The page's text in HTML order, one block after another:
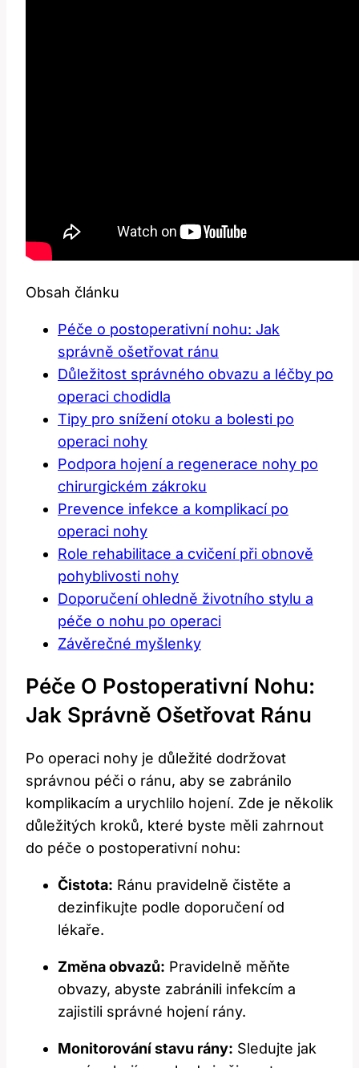
Obsah článku
Péče o postoperativní nohu: Jak
správně ošetřovat ránu
Důležitost správného obvazu a léčby po
operaci chodidla
Tipy pro snížení otoku a bolesti po
operaci nohy
Podpora hojení a regenerace nohy po
chirurgickém zákroku
Prevence infekce a komplikací po
operaci nohy
Role rehabilitace a cvičení při obnově
pohyblivosti nohy
Doporučení ohledně životního stylu a
péče o nohu po operaci
Závěrečné myšlenky
Péče O Postoperativní Nohu:
Jak Správně Ošetřovat Ránu
Po operaci nohy je důležité dodržovat
správnou péči o ránu, aby se zabránilo
komplikacím a urychlilo hojení. Zde je několik
důležitých kroků, které byste měli zahrnout
do péče o postoperativní nohu:
Čistota: Ránu pravidelně čistěte a
dezinfikujte podle doporučení od
lékaře.
Změna obvazů: Pravidelně měňte
obvazy, abyste zabránili infekcím a
zajistili správné hojení rány.
Monitorování stavu rány: Sledujte jak